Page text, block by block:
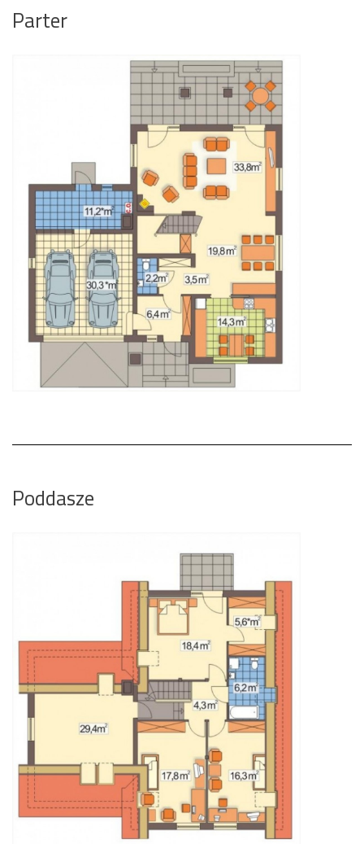
Parter
Poddasze